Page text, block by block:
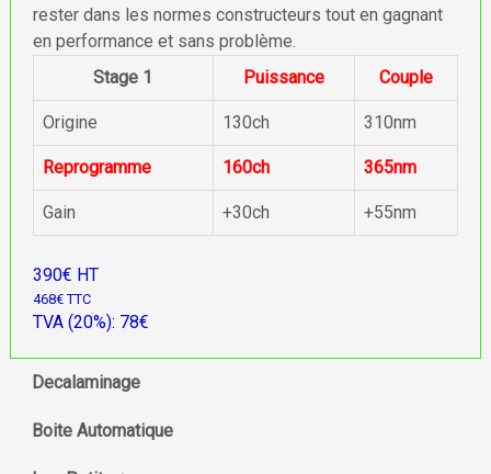
rester dans les normes constructeurs tout en gagnant
en performance et sans problème.
Stage 1
Puissance Couple
Origine 130ch 310nm
Reprogramme 160ch 365nm
Gain +30ch +55nm
390€ HT
468€ TTC
TVA (20%): 78€
Decalaminage
Boite Automatique